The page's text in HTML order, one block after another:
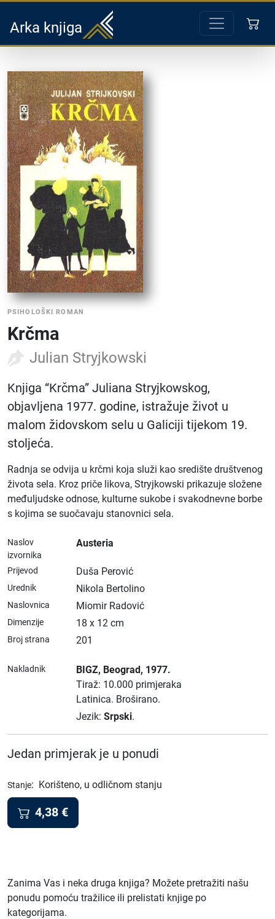
Arka knjiga
PSIHOLOŠKI ROMAN
Krčma
Julian Stryjkowski
Knjiga “Krčma” Juliana Stryjkowskog,
objavljena 1977. godine, istražuje život u
malom židovskom selu u Galiciji tijekom 19.
stoljeća.
Radnja se odvija u krčmi koja služi kao središte društvenog
života sela. Kroz priče likova, Stryjkowski prikazuje složene
međuljudske odnose, kulturne sukobe i svakodnevne borbe
s kojima se suočavaju stanovnici sela.
Naslov
izvornika
Austeria
Prijevod Duša Perović
Urednik Nikola Bertolino
Naslovnica Miomir Radović
Dimenzije 18 x 12 cm
Broj strana 201
Nakladnik BIGZ, Beograd, 1977.
Tiraž: 10.000 primjeraka
Latinica. Broširano.
Jezik: Srpski.
Jedan primjerak je u ponudi
Stanje: Korišteno, u odličnom stanju
4,38 €
Zanima Vas i neka druga knjiga? Možete pretražiti našu
ponudu pomoću tražilice ili prelistati knjige po
kategorijama.